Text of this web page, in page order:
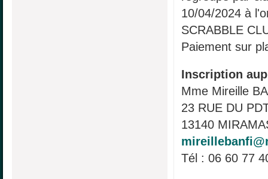
10/04/2024 à
SCRABBLE
Paiement sur
Inscription
Mme Mireille
23 RUE DU
13140
Tél : 06 60 77